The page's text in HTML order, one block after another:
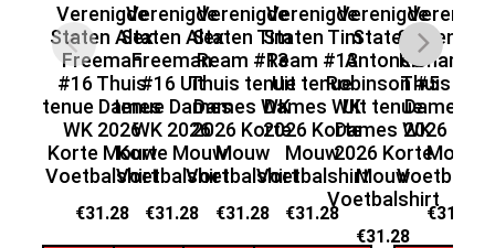
Verenigde
Staten Alex
Freeman
#16 Thuis
tenue Dames
WK 2026
Korte Mouw
Voetbalshirt
€31.28
Verenigde
Staten Alex
Freeman
#16 Uit
tenue Dames
WK 2026
Korte Mouw
Voetbalshirt
€31.28
Verenigde
Staten Tim
Ream #13
Thuis tenue
Dames WK
2026 Korte
Mouw
Voetbalshirt
€31.28
Verenigde
Staten Tim
Ream #13
Uit tenue
Dames WK
2026 Korte
Mouw
Voetbalshirt
€31.28
Verenigde
Staten
Antonee
Robinson #5
Uit tenue
Dames WK
2026 Korte
Mouw
Voetbalshirt
€31.28
Staten
Richards
Thuis
Dames
2026
Mouw
€31.28